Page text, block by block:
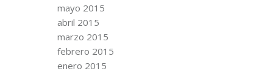
mayo 2015
abril 2015
marzo 2015
febrero 2015
enero 2015